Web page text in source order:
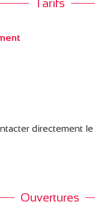
Tarifs
directement
Ouvertures